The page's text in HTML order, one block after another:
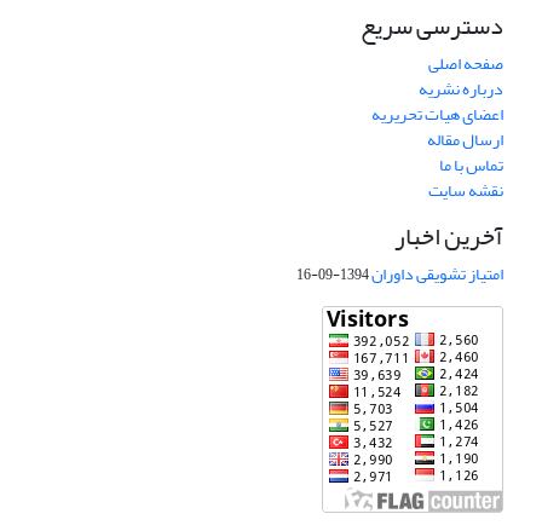
دسترسی سریع
صفحه اصلی
درباره نشریه
اعضای هیات تحریریه
ارسال مقاله
تماس با ما
نقشه سایت
آخرین اخبار
امتیاز تشویقی داوران1394-09-16